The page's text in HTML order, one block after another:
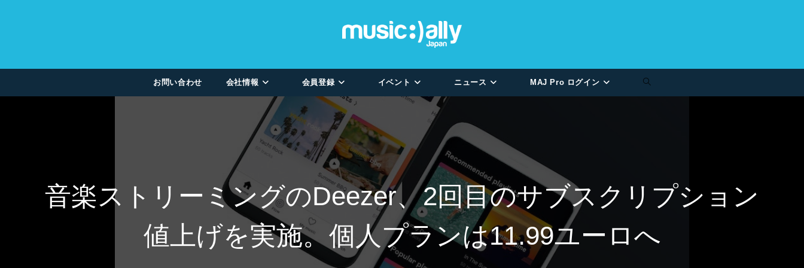
お問い合わせ 会社情報 会員登録 イベント ニュース MAJ Pro ログイン
音楽ストリーミングのDeezer、2回目のサブスクリプション
値上げを実施。個人プランは11.99ユーロへ